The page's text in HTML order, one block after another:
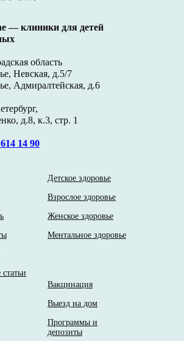
— клиники для детей
область
Невская, д.5/7
Адмиралтейская, д.6
д.8, к.3, стр. 1
14 90
Детское здоровье
Взрослое здоровье
Женское здоровье
Ментальное здоровье
Вакцинация
Выезд на дом
Программы и
депозиты